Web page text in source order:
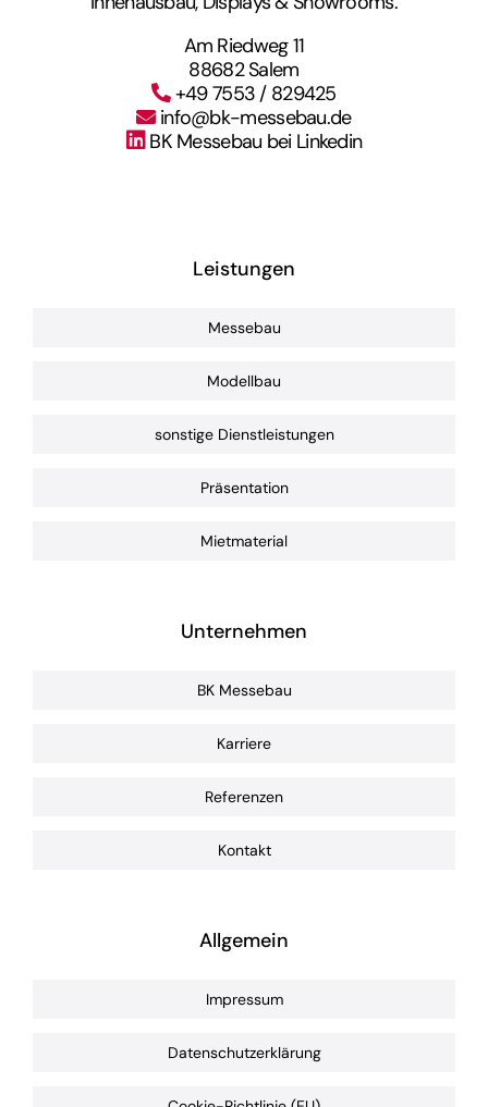
Am Riedweg 11
88682 Salem
+49 7553 / 829425
info@bk-messebau.de
BK Messebau bei Linkedin
Leistungen
Messebau
Modellbau
sonstige Dienstleistungen
Präsentation
Mietmaterial
Unternehmen
BK Messebau
Karriere
Referenzen
Kontakt
Allgemein
Impressum
Datenschutzerklärung